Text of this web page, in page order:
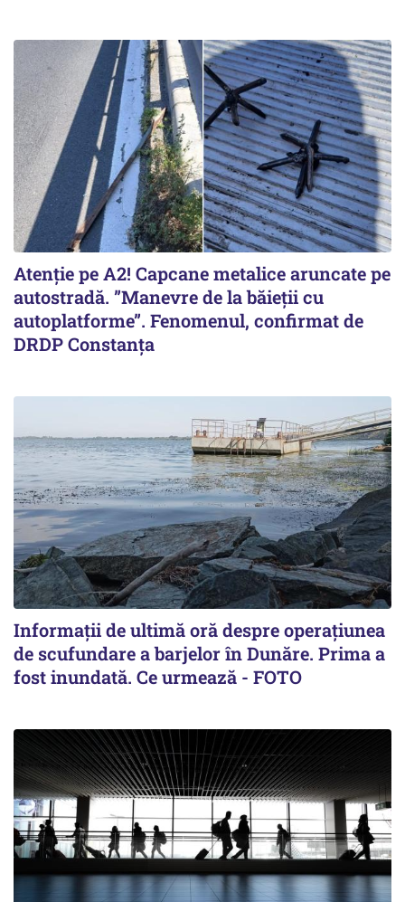
Atenție pe A2! Capcane metalice aruncate pe
autostradă. ”Manevre de la băieții cu
autoplatforme”. Fenomenul, confirmat de
DRDP Constanța
Informații de ultimă oră despre operațiunea
de scufundare a barjelor în Dunăre. Prima a
fost inundată. Ce urmează - FOTO